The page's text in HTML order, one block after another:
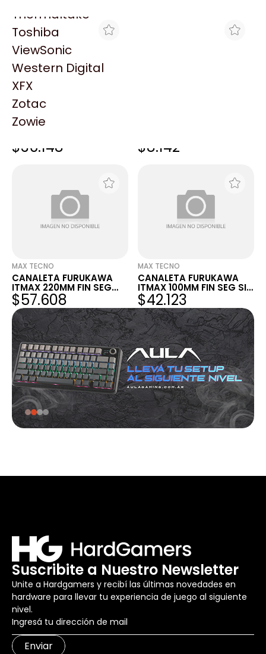
Thermaltake
Toshiba
ViewSonic
Western Digital
XFX
Zotac
Zowie
CANALETA FURUKAWA
$36.148 $8.142
MAX TECNO
CANALETA FURUKAWA
ITMAX 220MM FIN SEG
SIN SLOTT
$57.608
MAX TECNO
CANALETA FURUKAWA
ITMAX 100MM FIN SEG SIN
SLOTT
$42.123
Suscribite a Nuestro Newsletter
Unite a Hardgamers y recibí las últimas novedades en
hardware para llevar tu experiencia de juego al siguiente
nivel.
Enviar